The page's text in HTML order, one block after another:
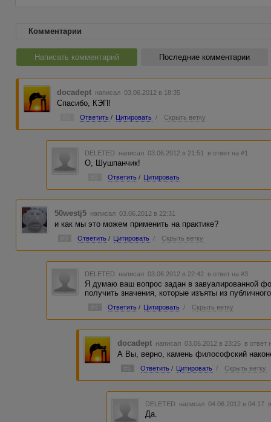
Комментарии
Написать комментарий Последние комментарии
docadept написал 03.06.2012 в 18:35
Спасибо, КЭП!
Ответить / Цитировать / Скрыть ветку
DELETED написал 03.06.2012 в 21:51 в ответ на #1
О, Шушпанчик!
Ответить / Цитировать
50westj5 написал 03.06.2012 в 22:31
и как мы это можем применить на практике?
Ответить / Цитировать / Скрыть ветку
DELETED написал 03.06.2012 в 22:42 в ответ на #3
Я думаю ваш вопрос задан в завуалированной
получить значения, которые изъяты из
Ответить / Цитировать / Скрыть ветку
docadept написал 03.06.2012 в 23:25 в ответ
А Вы, верно, камень философский
#5 Ответить / Цитировать / Скрыть ветку
DELETED написал 04.06.2012 в 04:17
Да.